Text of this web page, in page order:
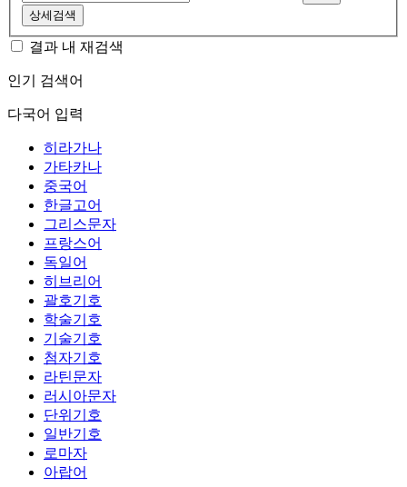
상세검색
결과 내 재검색
인기 검색어
다국어 입력
히라가나
가타카나
중국어
한글고어
그리스문자
프랑스어
독일어
히브리어
괄호기호
학술기호
기술기호
첨자기호
라틴문자
러시아문자
단위기호
일반기호
로마자
아랍어